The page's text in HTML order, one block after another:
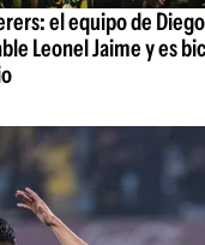
el equipo de
Leonel Jaime y es